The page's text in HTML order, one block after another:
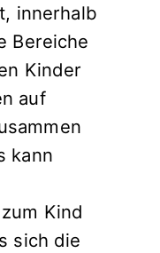
innerhalb
Bereiche
Kinder
auf
kann
Kind
sich die